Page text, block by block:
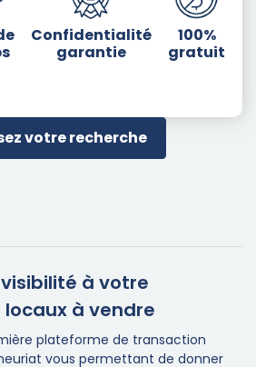
Confidentialité
garantie
100%
gratuit
votre recherche
à votre
à vendre
plateforme de transaction
vous permettant de donner